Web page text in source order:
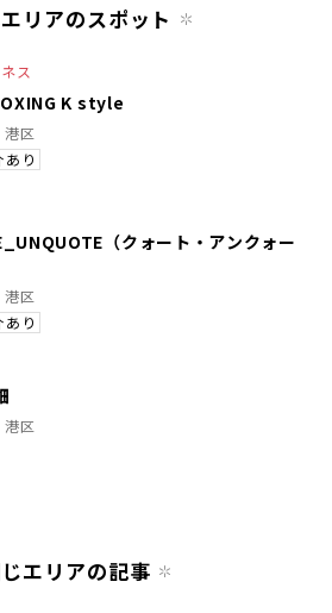
リアのスポット
ス
K style
区
あり
（クォート・アンクォー
区
あり
区
エリアの記事